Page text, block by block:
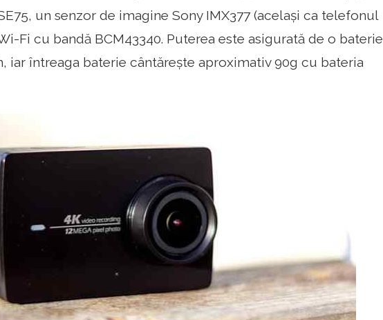
un senzor de imagine Sony IMX377 (același ca telefonul
Fi cu bandă BCM43340. Puterea este asigurată de o baterie
iar întreaga baterie cântărește aproximativ 90g cu bateria